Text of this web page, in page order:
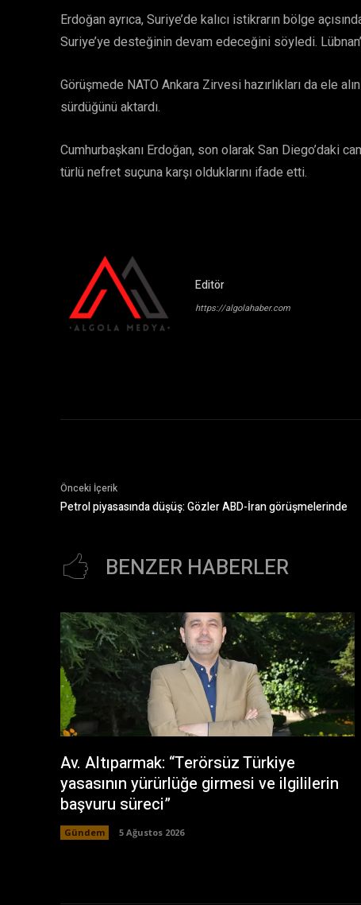
Erdoğan ayrıca, Suriye’de kalıcı istikrarın bölge
Suriye’ye desteğinin devam edeceğini söyledi.
Görüşmede NATO Ankara Zirvesi hazırlıkları da ele
sürdüğünü aktardı.
Cumhurbaşkanı Erdoğan, son olarak San Diego’daki
türlü nefret suçuna karşı olduklarını ifade etti.
Editör
https://algolahaber.com
Önceki İçerik
Petrol piyasasında düşüş: Gözler ABD-İran görüşmelerinde
BENZER HABERLER
Av. Altıparmak: “Terörsüz Türkiye
yasasının yürürlüğe girmesi ve ilgililerin
başvuru süreci”
Gündem 5 Ağustos 2026